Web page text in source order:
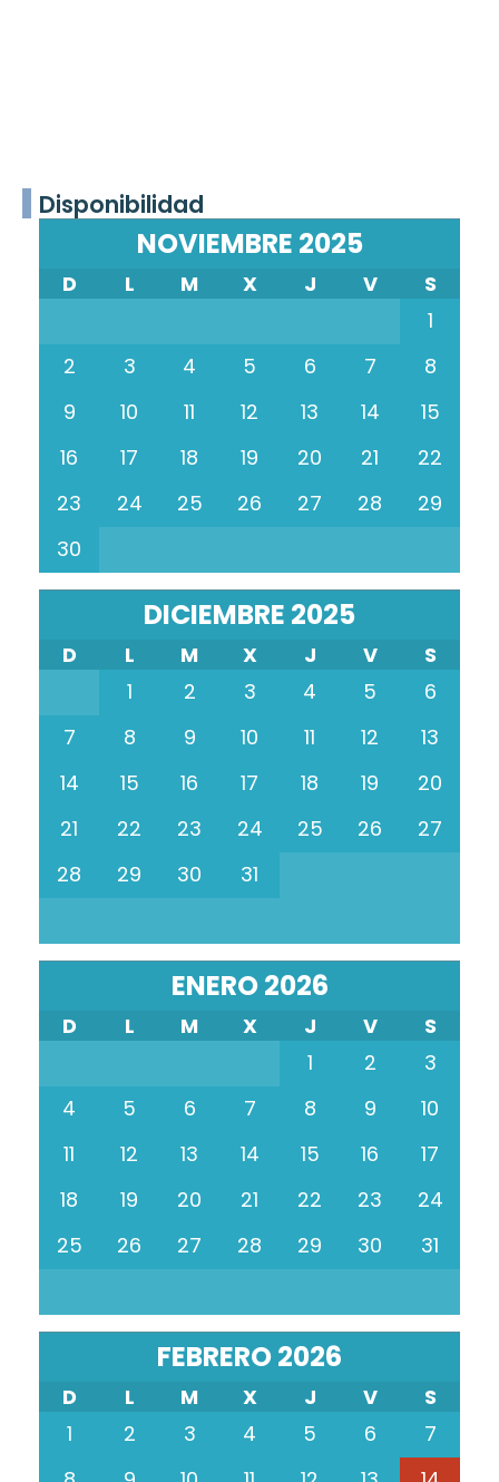
Disponibilidad
NOVIEMBRE 2025
D L M X J V
S
1
2
3 4 5 6 7
8
9
10 11 12 13 14
15
16
17 18 19 20 21
22
23
24 25 26 27 28
29
30
DICIEMBRE 2025
D L M X J V
S
1
2 3 4 5
6
7
8 9 10 11 12
13
14
15 16 17 18 19
20
21
22 23 24 25 26
27
28
29 30 31
ENERO 2026
D L M X J V
S
1
2
3
4
5 6 7 8 9
10
11
12 13 14 15 16
17
18
19 20 21 22 23
24
25
26 27 28 29 30 31
FEBRERO 2026
D L M X J V
S
1
2 3 4 5 6
7